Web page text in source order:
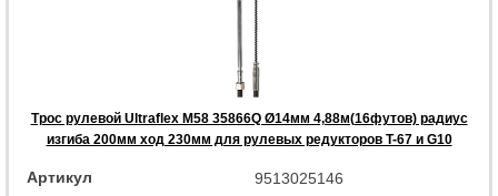
Трос рулевой Ultraflex M58 35866Q Ø14мм 4,88м(16футов) радиус
изгиба 200мм ход 230мм для рулевых редукторов T-67 и G10
Артикул
9513025146